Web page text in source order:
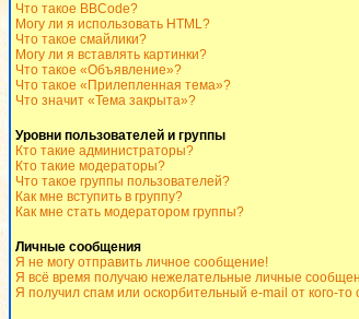
Что такое BBCode?
Могу ли я использовать HTML?
Что такое смайлики?
Могу ли я вставлять картинки?
Что такое «Объявление»?
Что такое «Прилепленная тема»?
Что значит «Тема закрыта»?
Уровни пользователей и группы
Кто такие администраторы?
Кто такие модераторы?
Что такое группы пользователей?
Как мне вступить в группу?
Как мне стать модератором группы?
Личные сообщения
Я не могу отправить личное сообщение!
Я всё время получаю нежелательные личные
Я получил спам или оскорбительный e-mail от кого-то